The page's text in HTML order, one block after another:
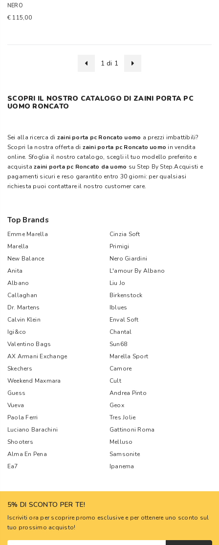
NERO
€ 115,00
1 di 1
SCOPRI IL NOSTRO CATALOGO DI ZAINI PORTA PC
UOMO RONCATO
Sei alla ricerca di zaini porta pc Roncato uomo a prezzi imbattibili?
Scopri la nostra offerta di zaini porta pc Roncato uomo in vendita
online. Sfoglia il nostro catalogo, scegli il tuo modello preferito e
acquistazaini porta pc Roncato da uomo suStep By Step.Acquisti e
pagamenti sicuri e reso garantito entro 30 giorni: per qualsiasi
richiesta puoi contattare il nostro customer care.
Top Brands
Emme Marella
Cinzia Soft
Marella
Primigi
New Balance
Nero Giardini
Anita
L'amour By Albano
Albano
Liu Jo
Callaghan
Birkenstock
Dr. Martens
Iblues
Calvin Klein
Enval Soft
Igi&co
Chantal
Valentino Bags
Sun68
AX Armani Exchange
Marella Sport
Skechers
Camore
Weekend Maxmara
Cult
Guess
Andrea Pinto
Vueva
Geox
Paola Ferri
Tres Jolie
Luciano Barachini
Gattinoni Roma
Shooters
Melluso
Alma En Pena
Samsonite
Ea7
Ipanema
5% DI SCONTO PER TE!
Iscriviti ora per scoprire promo esclusive e per ottenere uno sconto sul
tuo prossimo acquisto!